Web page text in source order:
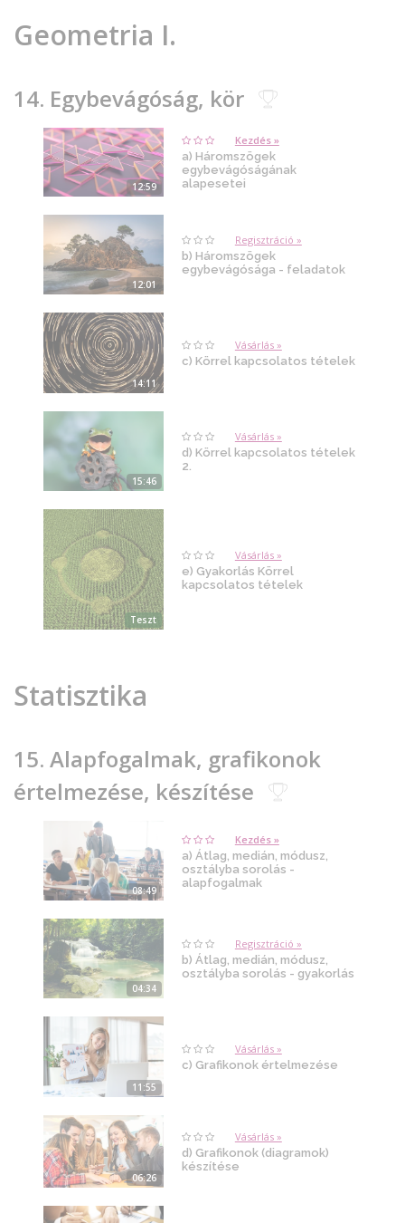
Geometria I.
14. Egybevágóság, kör
12:59
Kezdés »
a) Háromszögek
egybevágóságának
alapesetei
12:01
Regisztráció »
b) Háromszögek
egybevágósága - feladatok
14:11
Vásárlás »
c) Körrel kapcsolatos tételek
15:46
Vásárlás »
d) Körrel kapcsolatos tételek
2.
Teszt
Vásárlás »
e) Gyakorlás Körrel
kapcsolatos tételek
Statisztika
15. Alapfogalmak, grafikonok
értelmezése, készítése
08:49
Kezdés »
a) Átlag, medián, módusz,
osztályba sorolás -
alapfogalmak
04:34
Regisztráció »
b) Átlag, medián, módusz,
osztályba sorolás - gyakorlás
11:55
Vásárlás »
c) Grafikonok értelmezése
06:26
Vásárlás »
d) Grafikonok (diagramok)
készítése